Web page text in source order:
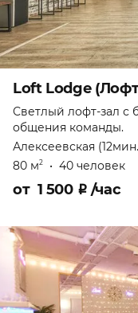
Loft Lodge
Светлый лофт-зал с
общения команды.
Алексеевская
80 м2 • 40 человек
от 1 500 ₽ /час